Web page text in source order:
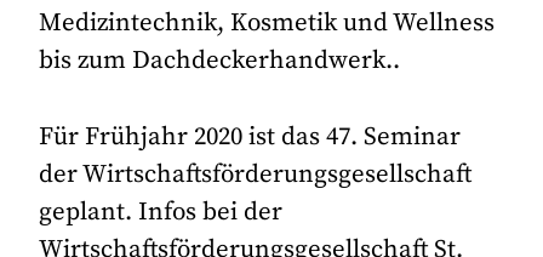
Medizintechnik, Kosmetik und Wellness
bis zum Dachdeckerhandwerk..
Für Frühjahr 2020 ist das 47. Seminar
der Wirtschaftsförderungsgesellschaft
geplant. Infos bei der
Wirtschaftsförderungsgesellschaft St.